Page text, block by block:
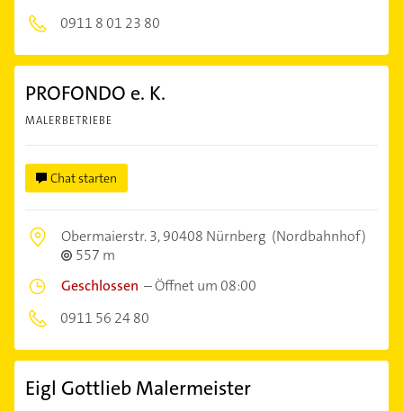
0911 8 01 23 80
PROFONDO e. K.
MALERBETRIEBE
Chat starten
Obermaierstr. 3,90408 Nürnberg (Nordbahnhof)
557 m
Geschlossen –Öffnet um 08:00
0911 56 24 80
Eigl Gottlieb Malermeister